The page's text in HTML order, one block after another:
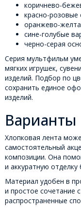
коричнево-
красно-розовые
оранжево-
сине-голубые
черно-серая
Серия мультфильм
мягких игрушек,
изделий. Подбор по
сохранить единое
изделий.
Хлопковая лента
самостоятельный
композиции. Она
и аккуратную
Материал удобен в
и простое сочетание
распространенные